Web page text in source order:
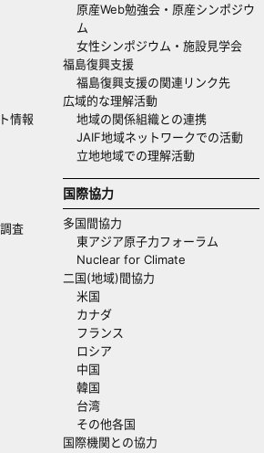
情報
査
原産Web勉強会・原産シンポジウ
ム
女性シンポジウム・施設見学会
福島復興支援
福島復興支援の関連リンク先
広域的な理解活動
地域の関係組織との連携
JAIF地域ネットワークでの活動
立地地域での理解活動
国際協力
多国間協力
東アジア原子力フォーラム
Nuclear for Climate
二国(地域)間協力
米国
カナダ
フランス
ロシア
中国
韓国
台湾
その他各国
国際機関との協力